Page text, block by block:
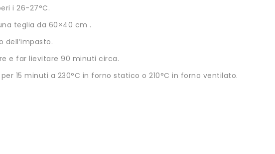
i 26-27°C.
teglia da 60×40 cm .
dell’impasto.
e far lievitare 90 minuti circa.
15 minuti a 230°C in forno statico o 210°C in forno ventilato.